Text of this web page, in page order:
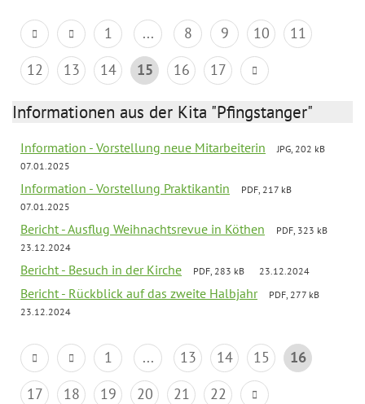
1 ... 8 9 10
11
12
13 14 15 16 17
Informationen aus der Kita "Pfingstanger"
Information - Vorstellung neue Mitarbeiterin
JPG, 202 kB
07.01.2025
Information - Vorstellung Praktikantin
PDF, 217 kB
07.01.2025
Bericht - Ausflug Weihnachtsrevue in Köthen
PDF, 323 kB
23.12.2024
Bericht - Besuch in der Kirche PDF, 283 kB 23.12.2024
Bericht - Rückblick auf das zweite Halbjahr
PDF, 277 kB
23.12.2024
1 ... 13 14 15
16
17
18 19 20 21 22